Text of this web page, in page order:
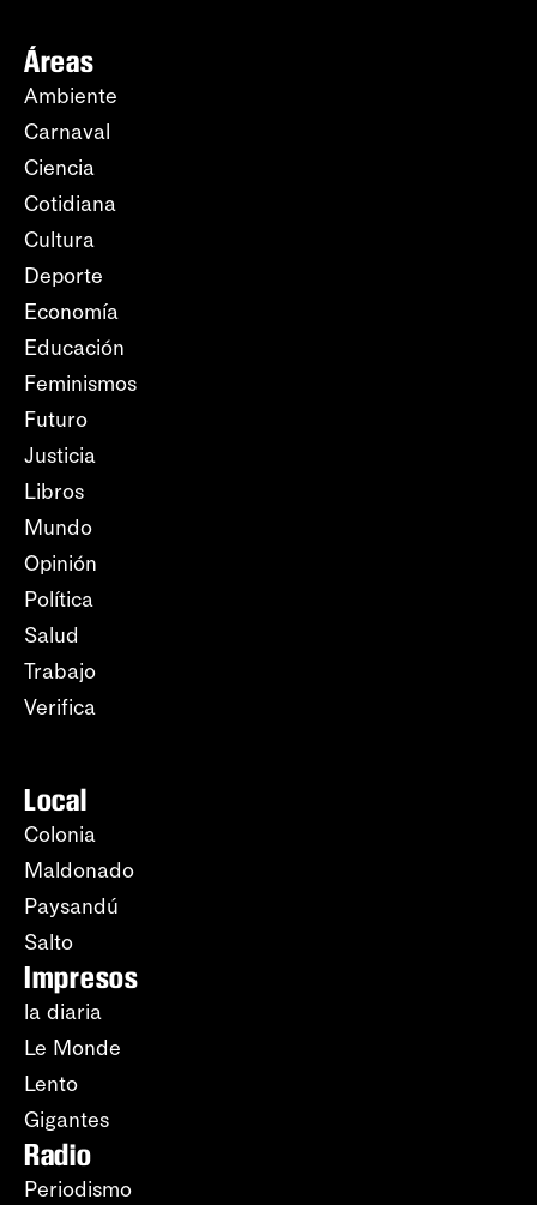
Áreas
Ambiente
Carnaval
Ciencia
Cotidiana
Cultura
Deporte
Economía
Educación
Feminismos
Futuro
Justicia
Libros
Mundo
Opinión
Política
Salud
Trabajo
Verifica
Local
Colonia
Maldonado
Paysandú
Salto
Impresos
la diaria
Le Monde
Lento
Gigantes
Radio
Periodismo